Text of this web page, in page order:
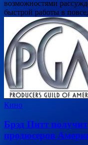
возможностями
быстрой работы в
Кино
Брэд Питт
продюсеров